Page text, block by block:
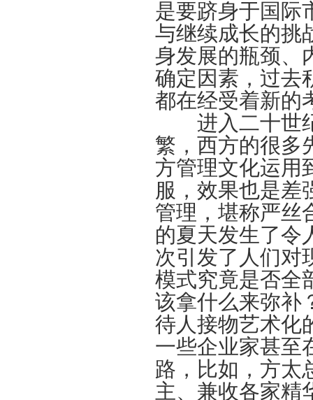
是要跻身于国际
与继续成长的挑
身发展的瓶颈、
确定因素，过去
都在经受着新的
进入二十世纪
繁，西方的很多
方管理文化运用
服，效果也是差
管理，堪称严丝
的夏天发生了令
次引发了人们对
模式究竟是否全
该拿什么来弥补
待人接物艺术化
一些企业家甚至
路，比如，方太
主、兼收各家精